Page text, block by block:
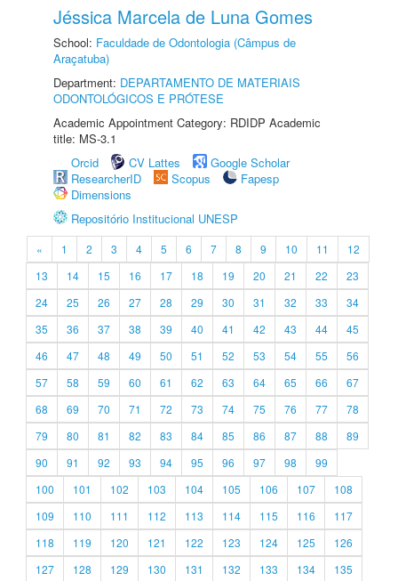
Jéssica Marcela de Luna Gomes
School: Faculdade de Odontologia (Câmpus de
Araçatuba)
Department: DEPARTAMENTO DE MATERIAIS
ODONTOLÓGICOS E PRÓTESE
Academic Appointment Category: RDIDP Academic
title: MS-3.1
Orcid
CV Lattes
Google Scholar
ResearcherID
Scopus
Fapesp
Dimensions
Repositório Institucional UNESP
« 1 2 3 4 5 6 7 8 9 10 11
12
13
14 15 16 17 18 19 20 21 22
23
24
25 26 27 28 29 30 31 32 33
34
35
36 37 38 39 40 41 42 43 44
45
46
47 48 49 50 51 52 53 54 55
56
57
58 59 60 61 62 63 64 65 66
67
68
69 70 71 72 73 74 75 76 77
78
79
80 81 82 83 84 85 86 87 88
89
90
91 92 93 94 95 96 97 98
99
100
101 102 103 104 105 106 107
108
109
110 111 112 113 114 115 116
117
118
119 120 121 122 123 124 125
126
127
128 129 130 131 132 133 134
135